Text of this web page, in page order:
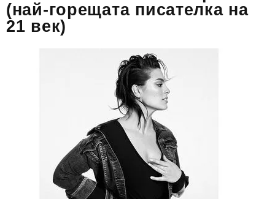
(най-горещата писателка на
21 век)